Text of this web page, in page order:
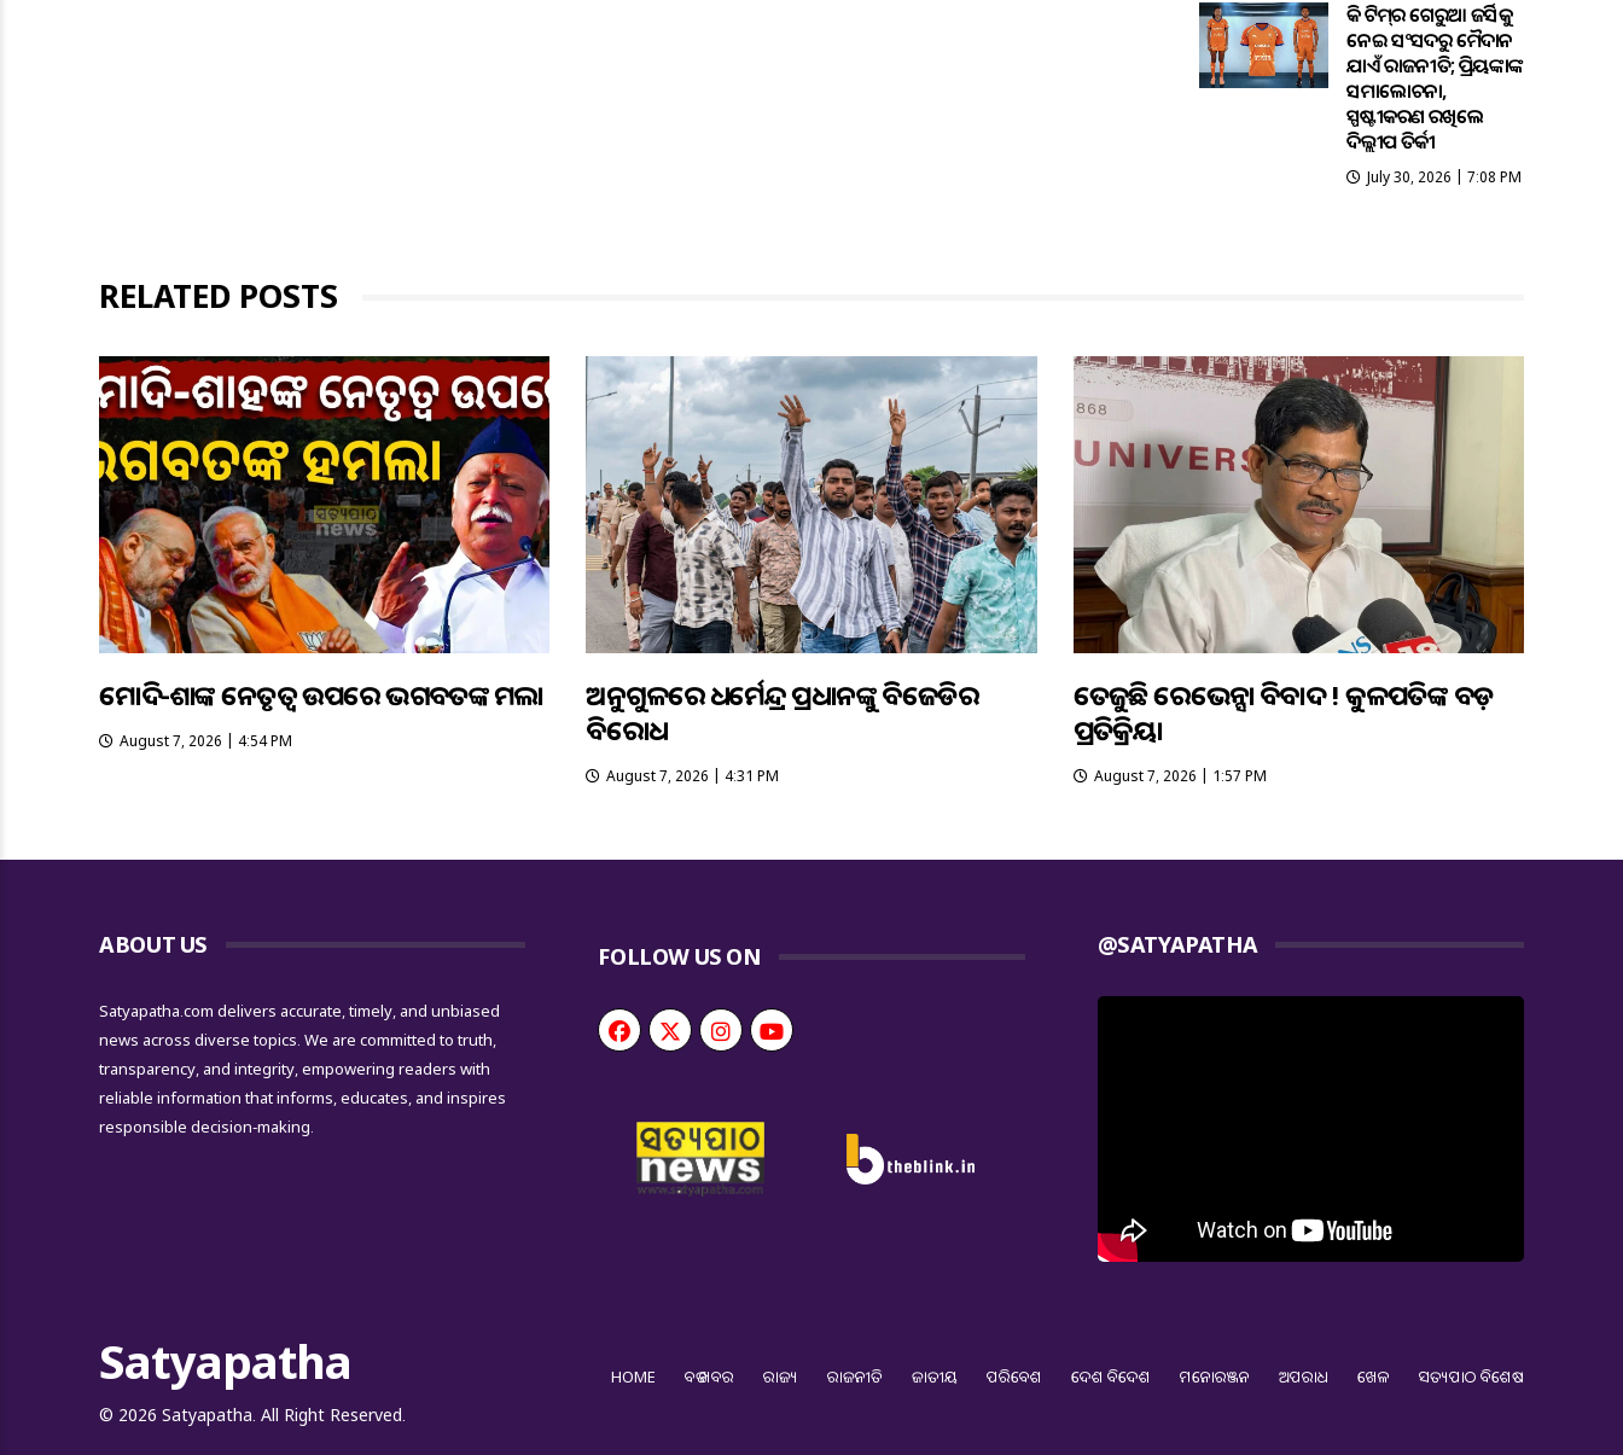
ହକି ଟିମ୍‌ର ଗେରୁଆ ଜର୍ସିକୁ
ନେଇ ସଂସଦରୁ ମୈଦାନ
ଯାଏଁ ରାଜନୀତି; ପ୍ରିୟଙ୍କାଙ୍କ
ସମାଲୋଚନା,
ସ୍ପଷ୍ଟୀକରଣ ରଖିଲେ
ଦିଲ୍ଲୀପ ତିର୍କୀ
July 30, 2026 | 7:08 PM
RELATED POSTS
ମୋଦି-ଶାହଙ୍କ ନେତୃତ୍ୱ ଉପରେ ଭଗବତଙ୍କ ହମଲା
August 7, 2026 | 4:54 PM
ଅନୁଗୁଳରେ ଧର୍ମେନ୍ଦ୍ର ପ୍ରଧାନଙ୍କୁ ବିଜେଡିର
ବିରୋଧ
August 7, 2026 | 4:31 PM
ତେଜୁଛି ରେଭେନ୍ସା ବିବାଦ ! କୁଳପତିଙ୍କ ବଡ଼
ପ୍ରତିକ୍ରିୟା
August 7, 2026 | 1:57 PM
ABOUT US
Satyapatha.com delivers accurate, timely, and unbiased
news across diverse topics. We are committed to truth,
transparency, and integrity, empowering readers with
reliable information that informs, educates, and inspires
responsible decision-making.
FOLLOW US ON @SATYAPATHA
Satyapatha
© 2026 Satyapatha. All Right Reserved.
HOME ବଡ ଖବର ରାଜ୍ୟ ରାଜନୀତି ଜାତୀୟ ପରିବେଶ ଦେଶ ବିଦେଶ ମନୋରଞ୍ଜନ ଅପରାଧ ଖେଳ ସତ୍ୟପାଠ ବିଶେଷ